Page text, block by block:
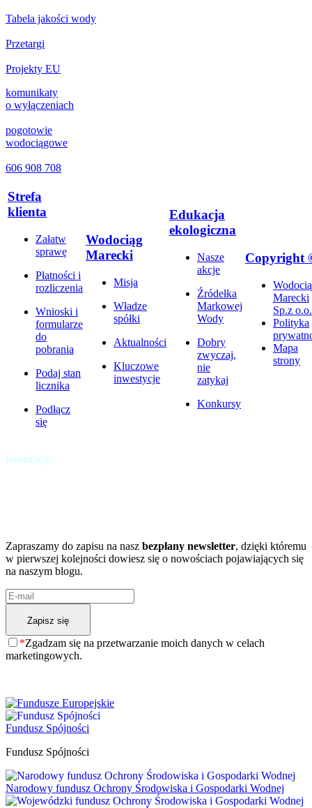
Tabela jakości wody
Przetargi
Projekty EU
komunikaty
o wyłączeniach
pogotowie
wodociągowe
606 908 708
Strefa
klienta
Załatw
sprawę
Płatności i
rozliczenia
Wnioski i
formularze
do
pobrania
Podaj stan
licznika
Podłącz
się
Wodociąg
Marecki
Misja
Władze
spółki
Aktualności
Kluczowe
inwestycje
Edukacja
ekologiczna
Nasze
akcje
Źródełka
Markowej
Wody
Dobry
zwyczaj,
nie
zatykaj
Konkursy
Copyright
Marecki
Sp.z o.o.
Polityka
Mapa
strony
Realizacja:
Zapraszamy do zapisu na nasz bezpłany newsletter, dzięki któremu
w pierwszej kolejności dowiesz się o nowościach pojawiających się
na naszym blogu.
*Zgadzam się na przetwarzanie moich danych w celach
marketingowych.
Fundusz Spójności
Fundusz Spójności
Narodowy fundusz Ochrony Środowiska i Gospodarki Wodnej